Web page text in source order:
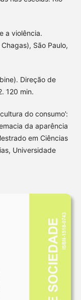
a violência.
São Paulo,
Direção de
120 min.
do consumo’:
da aparência
em Ciências
Universidade